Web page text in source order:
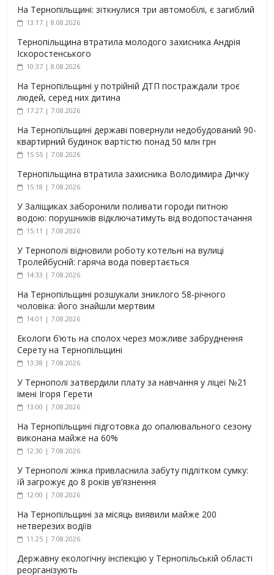
На Тернопільщині: зіткнулися три автомобілі, є загиблий
13:17 | 8.08.2026
Тернопільщина втратила молодого захисника Андрія
Іскоростенського
10:37 | 8.08.2026
На Тернопільщині у потрійній ДТП постраждали троє
людей, серед них дитина
17:27 | 7.08.2026
На Тернопільщині державі повернули недобудований 90-
квартирний будинок вартістю понад 50 млн грн
15:55 | 7.08.2026
Тернопільщина втратила захисника Володимира Дичку
15:18 | 7.08.2026
У Заліщиках заборонили поливати городи питною
водою: порушників відключатимуть від водопостачання
15:11 | 7.08.2026
У Тернополі відновили роботу котельні на вулиці
Тролейбусній: гаряча вода повертається
14:33 | 7.08.2026
На Тернопільщині розшукали зниклого 58-річного
чоловіка: його знайшли мертвим
14:01 | 7.08.2026
Екологи б’ють на сполох через можливе забруднення
Серету на Тернопільщині
13:38 | 7.08.2026
У Тернополі затвердили плату за навчання у ліцеї №21
імені Ігоря Герети
13:00 | 7.08.2026
На Тернопільщині підготовка до опалювального сезону
виконана майже на 60%
12:30 | 7.08.2026
У Тернополі жінка привласнила забуту підлітком сумку:
їй загрожує до 8 років ув’язнення
12:00 | 7.08.2026
На Тернопільщині за місяць виявили майже 200
нетверезих водіїв
11:25 | 7.08.2026
Державну екологічну інспекцію у Тернопільській області
реорганізують